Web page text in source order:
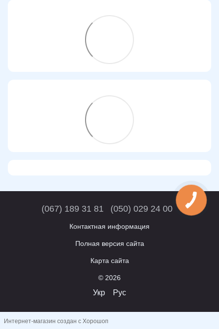
(067) 189 31 81 (050) 029 24 00
Контактная информация
Полная версия сайта
Карта сайта
© 2026
Укр Рус
Интернет-магазин создан с Хорошоп